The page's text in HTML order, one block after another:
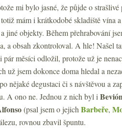
mi bylo jasné, že půjde o
mám i krátkodobé skladiště vína
jiné objekty. Během přehrabování
a obsah zkontroloval. A hle! Našel
měsíci odložil, protože už je
už jsem dokonce doma hledal a
nějaké degustaci či s návštěvou a
A ono ne. Jednou z nich byl i
(psal jsem o jejich Barbeře,
rovnou zbavil špuntu.